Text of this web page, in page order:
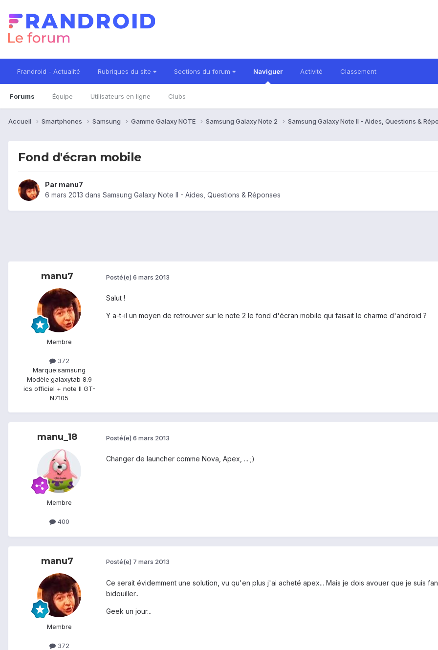
Frandroid - Actualité Rubriques du site Sections du forum Naviguer
Forums Équipe Utilisateurs en ligne Clubs
Activité Classement
Accueil Smartphones Samsung Gamme Galaxy NOTE Samsung Galaxy Note 2 Samsung Galaxy Note II - Aides, Questions &
Fond d'écran mobile
Par manu7
6 mars 2013 dans Samsung Galaxy Note II - Aides, Questions & Réponses
manu7
Membre
372
Marque:samsung
Modèle:galaxytab 8.9
ics officiel + note II GT-
N7105
Posté(e) 6 mars 2013
Salut !
Y a-t-il un moyen de retrouver sur le note 2 le fond d'écran mobile qui faisait le charme d'android ?
manu_18
Membre
400
Posté(e) 6 mars 2013
Changer de launcher comme Nova, Apex, ... ;)
manu7
Membre
372
Posté(e) 7 mars 2013
Ce serait évidemment une solution, vu qu'en plus j'ai acheté apex... Mais je dois avouer que je suis
bidouiller..
Geek un jour...